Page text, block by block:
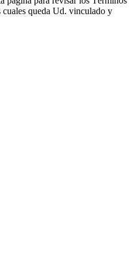
queda Ud. vinculado y